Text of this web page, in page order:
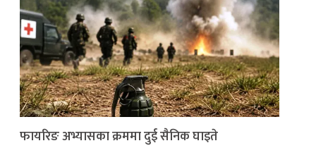
फायरिङ अभ्यासका क्रममा दुई सैनिक घाइते